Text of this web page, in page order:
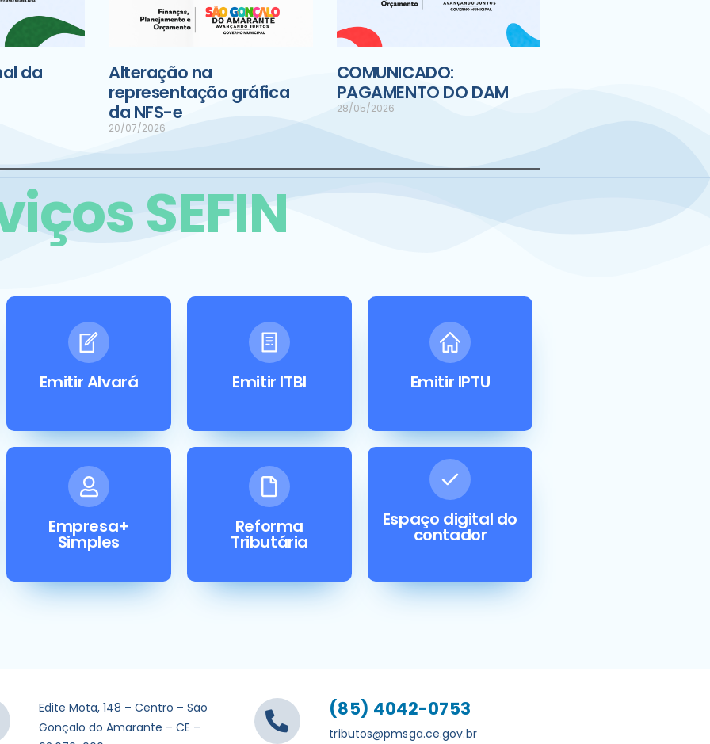
da
Alteração na
representação gráfica
da NFS-e
20/07/2026
COMUNICADO:
PAGAMENTO DO DAM
28/05/2026
SEFIN
Emitir Alvará Emitir ITBI Emitir IPTU
Empresa+
Simples
Reforma
Tributária
Espaço digital do
contador
Edite Mota, 148 – Centro – São
Gonçalo do Amarante – CE –
(85) 4042-0753
tributos@pmsga.ce.gov.br